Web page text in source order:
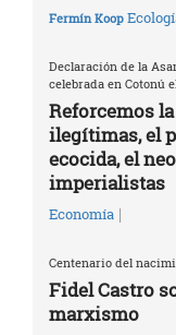
Fermín Koop
Declaración de la
celebrada en Cotonú
Reforcemos
ilegítimas, el
ecocida, el
imperialistas
Economía |
Centenario del
Fidel Castro
marxismo